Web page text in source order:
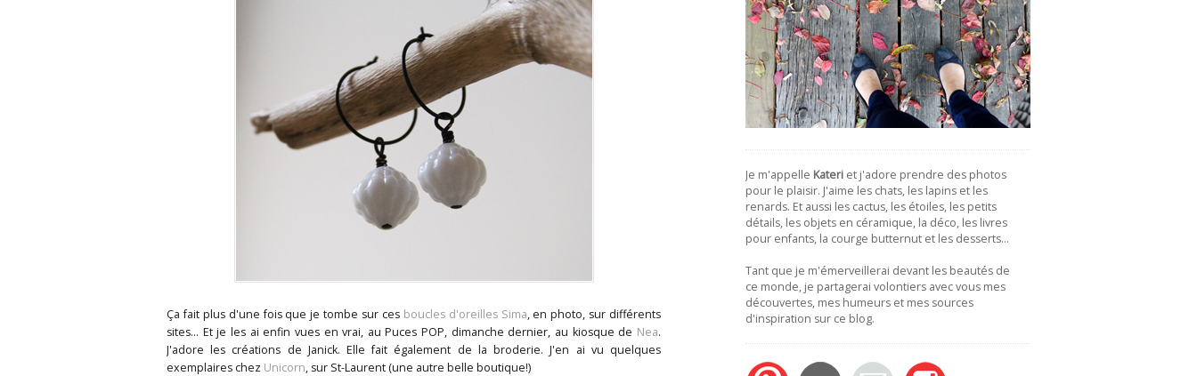
Ça fait plus d'une fois que je tombe sur ces boucles d'oreilles Sima, en photo, sur différents
sites... Et je les ai enfin vues en vrai, au Puces POP, dimanche dernier, au kiosque de Nea.
J'adore les créations de Janick. Elle fait également de la broderie. J'en ai vu quelques
exemplaires chez Unicorn, sur St-Laurent (une autre belle boutique!)
Je m'appelle Kateri et j'adore prendre des photos
pour le plaisir. J'aime les chats, les lapins et les
renards. Et aussi les cactus, les étoiles, les petits
détails, les objets en céramique, la déco, les livres
pour enfants, la courge butternut et les desserts…
Tant que je m'émerveillerai devant les beautés de
ce monde, je partagerai volontiers avec vous mes
découvertes, mes humeurs et mes sources
d'inspiration sur ce blog.